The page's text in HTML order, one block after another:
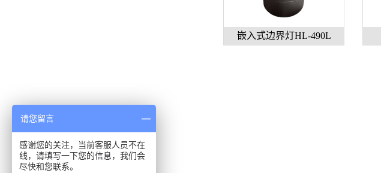
嵌入式边界灯HL-490L
请您留言
感谢您的关注，当前客服人员不在
线，请填写一下您的信息，我们会
尽快和您联系。